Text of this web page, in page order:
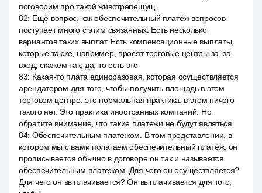
поговорим про такой животрепещущ.
82: Ещё вопрос, как обеспечительный платёж вопросов
поступает много с этим связанных. Есть несколько
вариантов таких выплат. Есть компенсационные выплаты,
которые также, например, просят торговые центры за, за
вход, скажем так, да, то есть это
83: Какая-то плата единоразовая, которая осуществляется
арендатором для того, чтобы получить площадь в этом
торговом центре, это нормальная практика, в этом ничего
такого нет. Это практика иностранных компаний. Но
обратите внимание, что такие платежи не будут являться.
84: Обеспечительным платежом. В том представлении, в
котором мы с вами полагаем обеспечительный платёж, он
прописывается обычно в договоре он так и называется
обеспечительным платежом. Для чего он осуществляется?
Для чего он выплачивается? Он выплачивается для того,